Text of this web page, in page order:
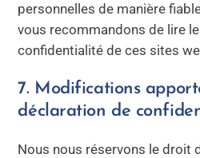
personnelles de manière
vous recommandons de lire
confidentialité de ces sites
7. Modifications
déclaration de
Nous nous réservons le droit